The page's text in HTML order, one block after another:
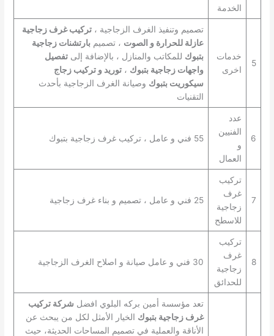
الخدمة
5
خدمات
اخرى
تصميم وتنفيذ الغرف الزجاجية ، تركيب غرف زجاجية
عازلة للحرارة و الصوت ، تصميم بارتشنات زجاجية
بتبوك للمكاتب والمنازل ، بالإضافة إلى تفصيل
واجهات زجاجية بتبوك ، توريد و تركيب زجاج
سيكوريت بتبوك وصيانة الغرف الزجاجية بأحدث
التقنيات
6
عدد
الفنيين
و
العمال
55 فني و عامل ، تركيب غرف زجاجية بتبوك
7
تركيب
غرف
زجاجية
للاسطح
25 فني و عامل ، تصميم و بناء غرف زجاجية
8
تركيب
غرف
زجاجية
للحدائق
30 فني و عامل صيانة و اصلاح الغرف الزجاجية
تعد مؤسسة أمين بركه البلوي افضل شركة تركيب
غرف زجاجية بتبوك الخيار الأمثل لكل من يبحث عن
الأناقة والعملية في تصميم المساحات الحديثة، حيث